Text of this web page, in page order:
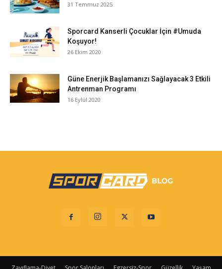
31 Temmuz 2025
Sporcard Kanserli Çocuklar İçin #Umuda
Koşuyor!
26 Ekim 2020
Güne Enerjik Başlamanızı Sağlayacak 3 Etkili
Antrenman Programı
16 Eylül 2020